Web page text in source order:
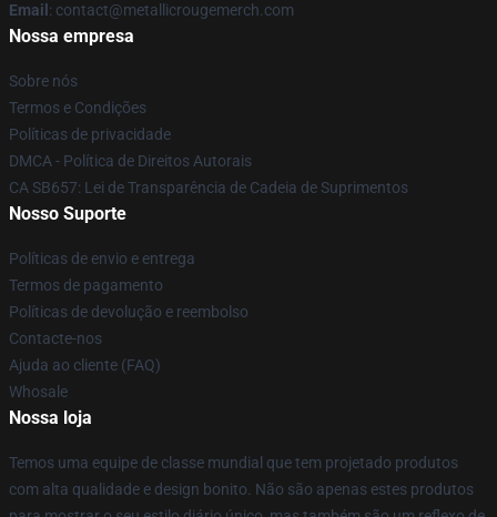
Email : contact@metallicrougemerch.com
Nossa empresa
Sobre nós
Termos e Condições
Políticas de privacidade
DMCA - Política de Direitos Autorais
CA SB657: Lei de Transparência de Cadeia de Suprimentos
Nosso Suporte
Políticas de envio e entrega
Termos de pagamento
Políticas de devolução e reembolso
Contacte-nos
Ajuda ao cliente (FAQ)
Whosale
Nossa loja
Temos uma equipe de classe mundial que tem projetado produtos
com alta qualidade e design bonito. Não são apenas estes produtos